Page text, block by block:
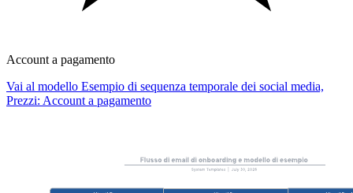
Account a pagamento
Vai al modello Esempio di sequenza temporale dei social media,
Prezzi: Account a pagamento